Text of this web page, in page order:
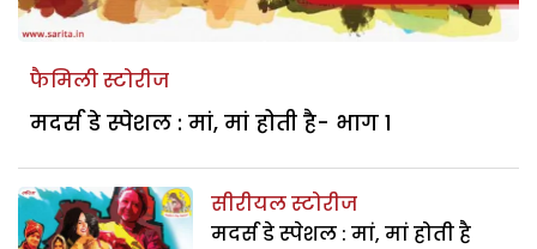
फैमिली स्टोरीज
मदर्स डे स्पेशल : मां, मां होती है- भाग 1
सीरीयल स्टोरीज
मदर्स डे स्पेशल : मां, मां होती है